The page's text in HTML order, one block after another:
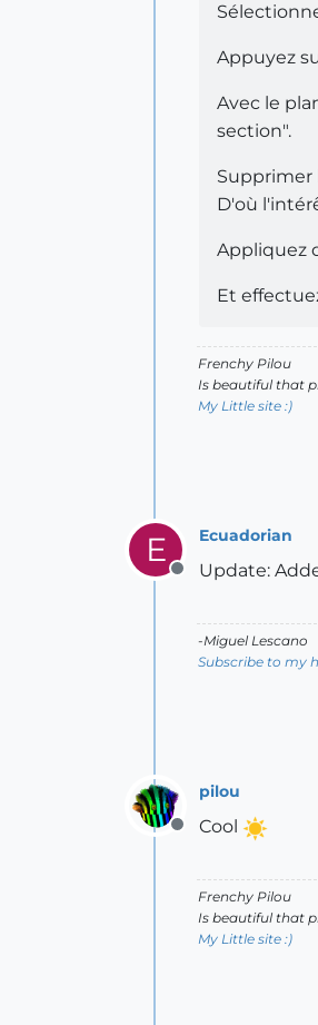
Appuyez
Avec le
section".
Supprimer
D'où
Appliquez
Et
Frenchy Pilou
Is beautiful that
My Little site :)
E
Offline
Ecuadorian
Update:
-Miguel Lescano
Subscribe to my
Offline
pilou
Cool
Frenchy Pilou
Is beautiful that
My Little site :)